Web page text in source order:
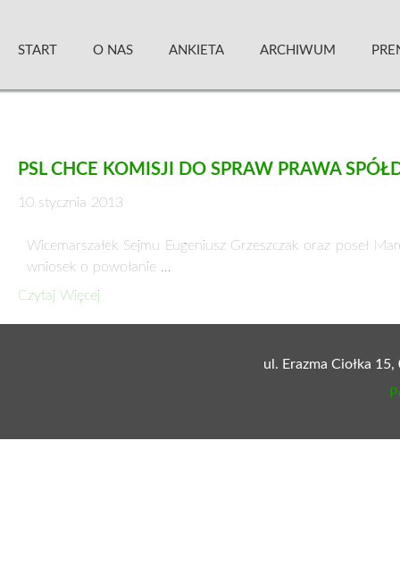
content
START O NAS ANKIETA ARCHIWUM
PSL CHCE KOMISJI DO SPRAW PRAWA
10 stycznia 2013
Wicemarszałek Sejmu Eugeniusz Grzeszczak oraz poseł
wniosek o powołanie …
Czytaj Więcej
ul. Erazma Ciołka